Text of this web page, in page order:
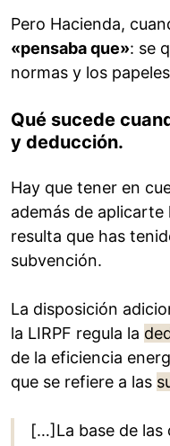
Pero Hacienda,
«pensaba que»: se
normas y los
Qué sucede
y deducción.
Hay que tener en
además de aplicarte
resulta que has
subvención.
La disposición
la LIRPF regula la
de la eficiencia
que se refiere a las
[…]La base de las